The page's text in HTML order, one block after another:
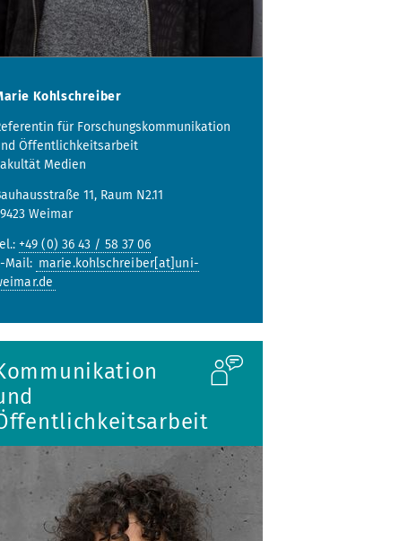
Kohlschreiber
für Forschungskommunikation
Öffentlichkeitsarbeit
Medien
11, Raum N2.11
Weimar
+49 (0) 36 43 / 58 37 06
Mail: marie.kohlschreiber[at]uni-